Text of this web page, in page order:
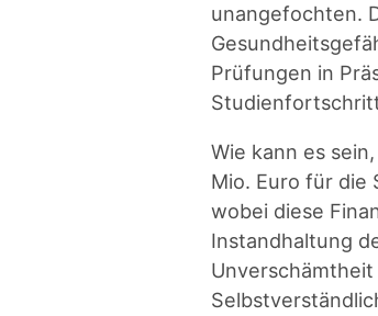
unangefochten.
Prüfungen in
Wie kann es
Mio. Euro für die
wobei diese
Instandhaltung